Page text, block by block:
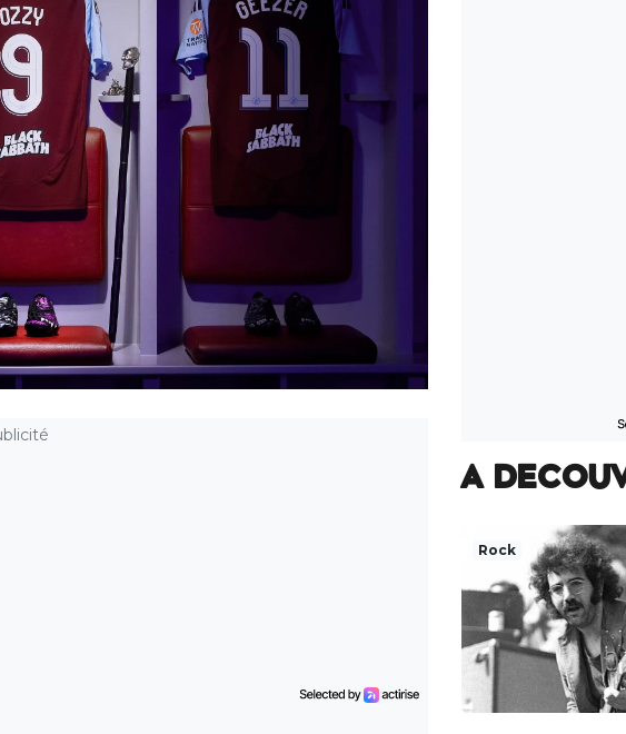
A
Rock